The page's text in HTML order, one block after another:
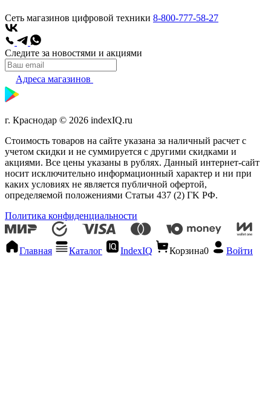
Сеть магазинов цифровой техники 8-800-777-58-27
Следите за новостями и акциями
Адреса магазинов
г. Краснодар © 2026 indexIQ.ru
Стоимость товаров на сайте указана за наличный расчет с
учетом скидки и не суммируется с другими скидками и
акциями. Все цены указаны в рублях. Данный интернет-сайт
носит исключительно информационный характер и ни при
каких условиях не является публичной офертой,
определяемой положениями Статьи 437 (2) ГK РФ.
Политика конфиденциальности
Главная Каталог IndexIQ Корзина0 Войти